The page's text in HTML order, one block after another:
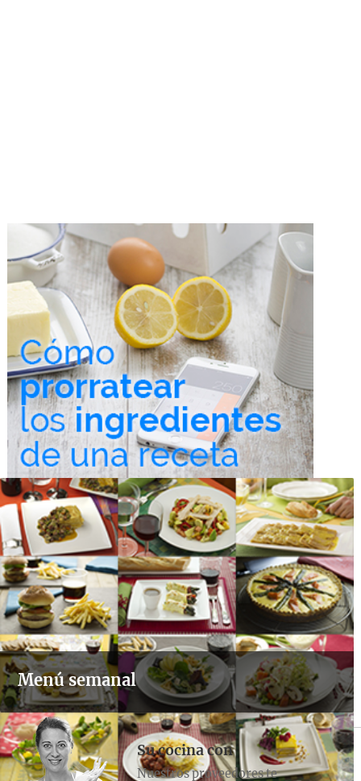
Menú semanal
Su cocina con
Nuestros proveedores te